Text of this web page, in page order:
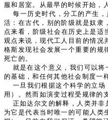
服和居室。从最早的时候开始，
每一历史时代，分工的产生
活：在古代，别的阶级就是奴隶
点来看，阶级社会在历史上是
观点来说，现代工人目前的情况
格斯发现社会发展一个重要的规
死亡的。
就是在这个意义，我们可以
的基础，和任何其他社会制度一
一旦我们根据这个科学的立
用）。然而如演变过程受规律的
正如达尔文的解释，人类并
为它是代表当时唯一的可能人类